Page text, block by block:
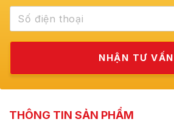
THÔNG TIN SẢN PHẨM